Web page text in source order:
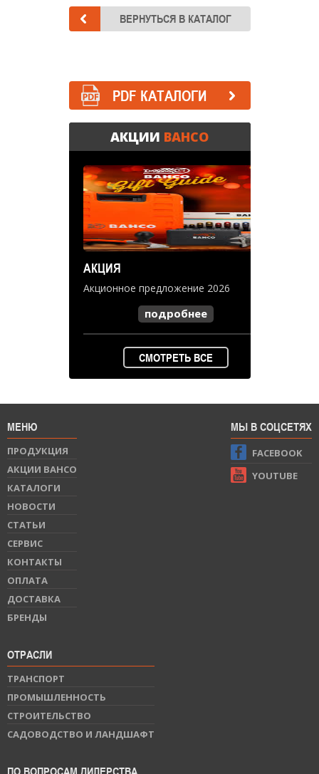
PDF КАТАЛОГИ
АКЦИИ BAHCO
АКЦИЯ
Акционное предложение 2026
подробнее
СМОТРЕТЬ ВСЕ
МЕНЮ
ПРОДУКЦИЯ
АКЦИИ BAHCO
КАТАЛОГИ
НОВОСТИ
СТАТЬИ
СЕРВИС
КОНТАКТЫ
ОПЛАТА
ДОСТАВКА
БРЕНДЫ
ОТРАСЛИ
ТРАНСПОРТ
ПРОМЫШЛЕННОСТЬ
СТРОИТЕЛЬСТВО
САДОВОДСТВО И ЛАНДШАФТ
ПО ВОПРОСАМ ДИЛЕРСТВА
МЫ В СОЦСЕТЯХ
FACEBOOK
YOUTUBE